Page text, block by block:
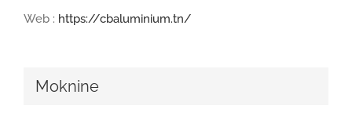
Web : https://cbaluminium.tn/
Moknine